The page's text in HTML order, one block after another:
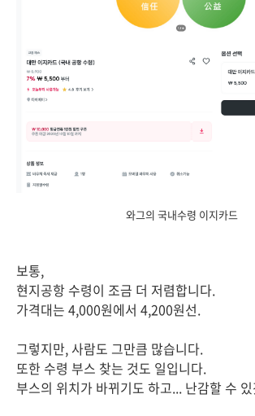
와그의 국내수령 이지카드
보통,
현지공항 수령이 조금 더 저렴합니다.
가격대는 4,000원에서 4,200원선.
그렇지만, 사람도 그만큼 많습니다.
또한 수령 부스 찾는 것도 일입니다.
부스의 위치가 바뀌기도 하고... 난감할 수